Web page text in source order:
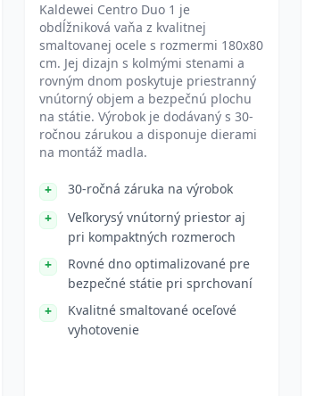
Kaldewei Centro Duo 1 je
obdĺžniková vaňa z kvalitnej
smaltovanej ocele s rozmermi 180x80
cm. Jej dizajn s kolmými stenami a
rovným dnom poskytuje priestranný
vnútorný objem a bezpečnú plochu
na státie. Výrobok je dodávaný s 30-
ročnou zárukou a disponuje dierami
na montáž madla.
30-ročná záruka na výrobok
Veľkorysý vnútorný priestor aj
pri kompaktných rozmeroch
Rovné dno optimalizované pre
bezpečné státie pri sprchovaní
Kvalitné smaltované oceľové
vyhotovenie